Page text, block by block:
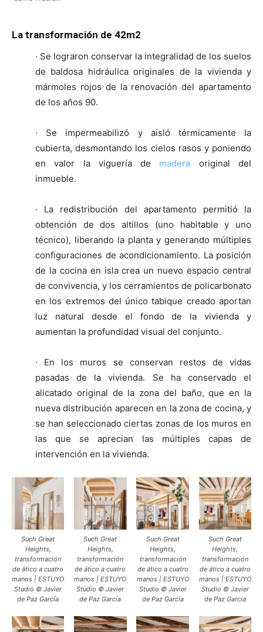
La transformación de 42m2
· Se lograron conservar la integralidad de los suelos
de baldosa hidráulica originales de la vivienda y
mármoles rojos de la renovación del apartamento
de los años 90.
· Se impermeabilizó y aisló térmicamente la
cubierta, desmontando los cielos rasos y poniendo
en valor la viguería de madera original del
inmueble.
· La redistribución del apartamento permitió la
obtención de dos altillos (uno habitable y uno
técnico), liberando la planta y generando múltiples
configuraciones de acondicionamiento. La posición
de la cocina en isla crea un nuevo espacio central
de convivencia, y los cerramientos de policarbonato
en los extremos del único tabique creado aportan
luz natural desde el fondo de la vivienda y
aumentan la profundidad visual del conjunto.
· En los muros se conservan restos de vidas
pasadas de la vivienda. Se ha conservado el
alicatado original de la zona del baño, que en la
nueva distribución aparecen en la zona de cocina, y
se han seleccionado ciertas zonas de los muros en
las que se aprecian las múltiples capas de
intervención en la vivienda.
Such Great
Heights,
transformación
de ático a cuatro
manos | ESTUYO
Studio © Javier
de Paz García
Such Great
Heights,
transformación
de ático a cuatro
manos | ESTUYO
Studio © Javier
de Paz García
Such Great
Heights,
transformación
de ático a cuatro
manos | ESTUYO
Studio © Javier
de Paz García
Such Great
Heights,
transformación
de ático a cuatro
manos | ESTUYO
Studio © Javier
de Paz García